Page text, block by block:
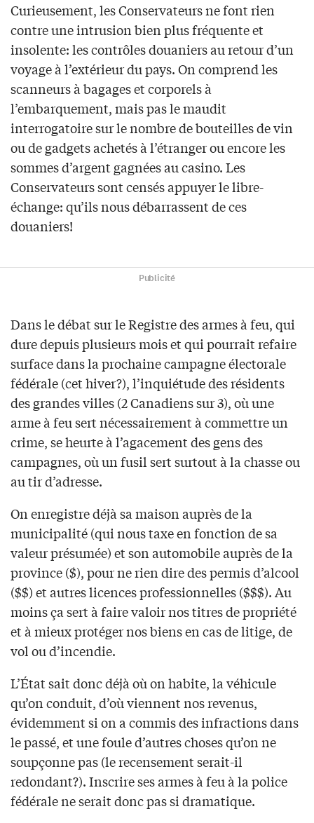
Curieusement, les Conservateurs ne font rien
contre une intrusion bien plus fréquente et
insolente: les contrôles douaniers au retour d’un
voyage à l’extérieur du pays. On comprend les
scanneurs à bagages et corporels à
l’embarquement, mais pas le maudit
interrogatoire sur le nombre de bouteilles de vin
ou de gadgets achetés à l’étranger ou encore les
sommes d’argent gagnées au casino. Les
Conservateurs sont censés appuyer le libre-
échange: qu’ils nous débarrassent de ces
douaniers!
Publicité
Dans le débat sur le Registre des armes à feu, qui
dure depuis plusieurs mois et qui pourrait refaire
surface dans la prochaine campagne électorale
fédérale (cet hiver?), l’inquiétude des résidents
des grandes villes (2 Canadiens sur 3), où une
arme à feu sert nécessairement à commettre un
crime, se heurte à l’agacement des gens des
campagnes, où un fusil sert surtout à la chasse ou
au tir d’adresse.
On enregistre déjà sa maison auprès de la
municipalité (qui nous taxe en fonction de sa
valeur présumée) et son automobile auprès de la
province ($), pour ne rien dire des permis d’alcool
($$) et autres licences professionnelles ($$$). Au
moins ça sert à faire valoir nos titres de propriété
et à mieux protéger nos biens en cas de litige, de
vol ou d’incendie.
L’État sait donc déjà où on habite, la véhicule
qu’on conduit, d’où viennent nos revenus,
évidemment si on a commis des infractions dans
le passé, et une foule d’autres choses qu’on ne
soupçonne pas (le recensement serait-il
redondant?). Inscrire ses armes à feu à la police
fédérale ne serait donc pas si dramatique.